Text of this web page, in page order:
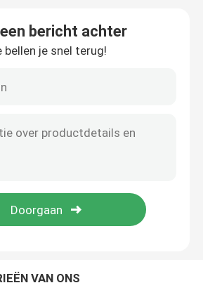
stof
Siliconized-Polyestervezel
bericht achter
bellen je snel terug!
VAN ONS